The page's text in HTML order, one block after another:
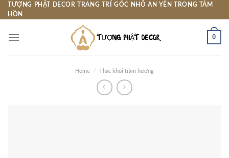
Skip
to
TƯỢNG PHẬT DECOR TRANG TRÍ GÓC NHỎ AN YÊN TRONG TÂM
HỒN
0
Home / Thác khói trầm hương